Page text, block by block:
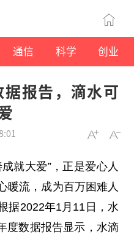
通信 科学 创业
报告，滴水可
就大爱”，正是爱心人
暖流，成为百万困难人
据2022年1月11日，水
度数据报告显示，水滴